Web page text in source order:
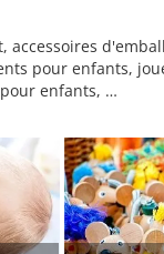
accessoires
pour enfants,
enfants, …